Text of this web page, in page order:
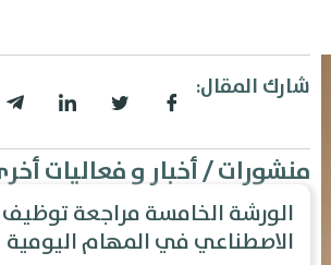
شارك المقال:
منشورات / أخبار و فعاليات
الورشة الخامسة مراجعة توظيف
الاصطناعي في المهام اليومية